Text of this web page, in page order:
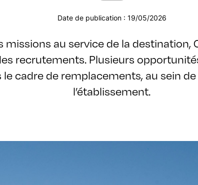
Date de publication : 19/05/2026
missions au service de la destination,
recrutements. Plusieurs
le cadre de remplacements, au sein
l’établissement.